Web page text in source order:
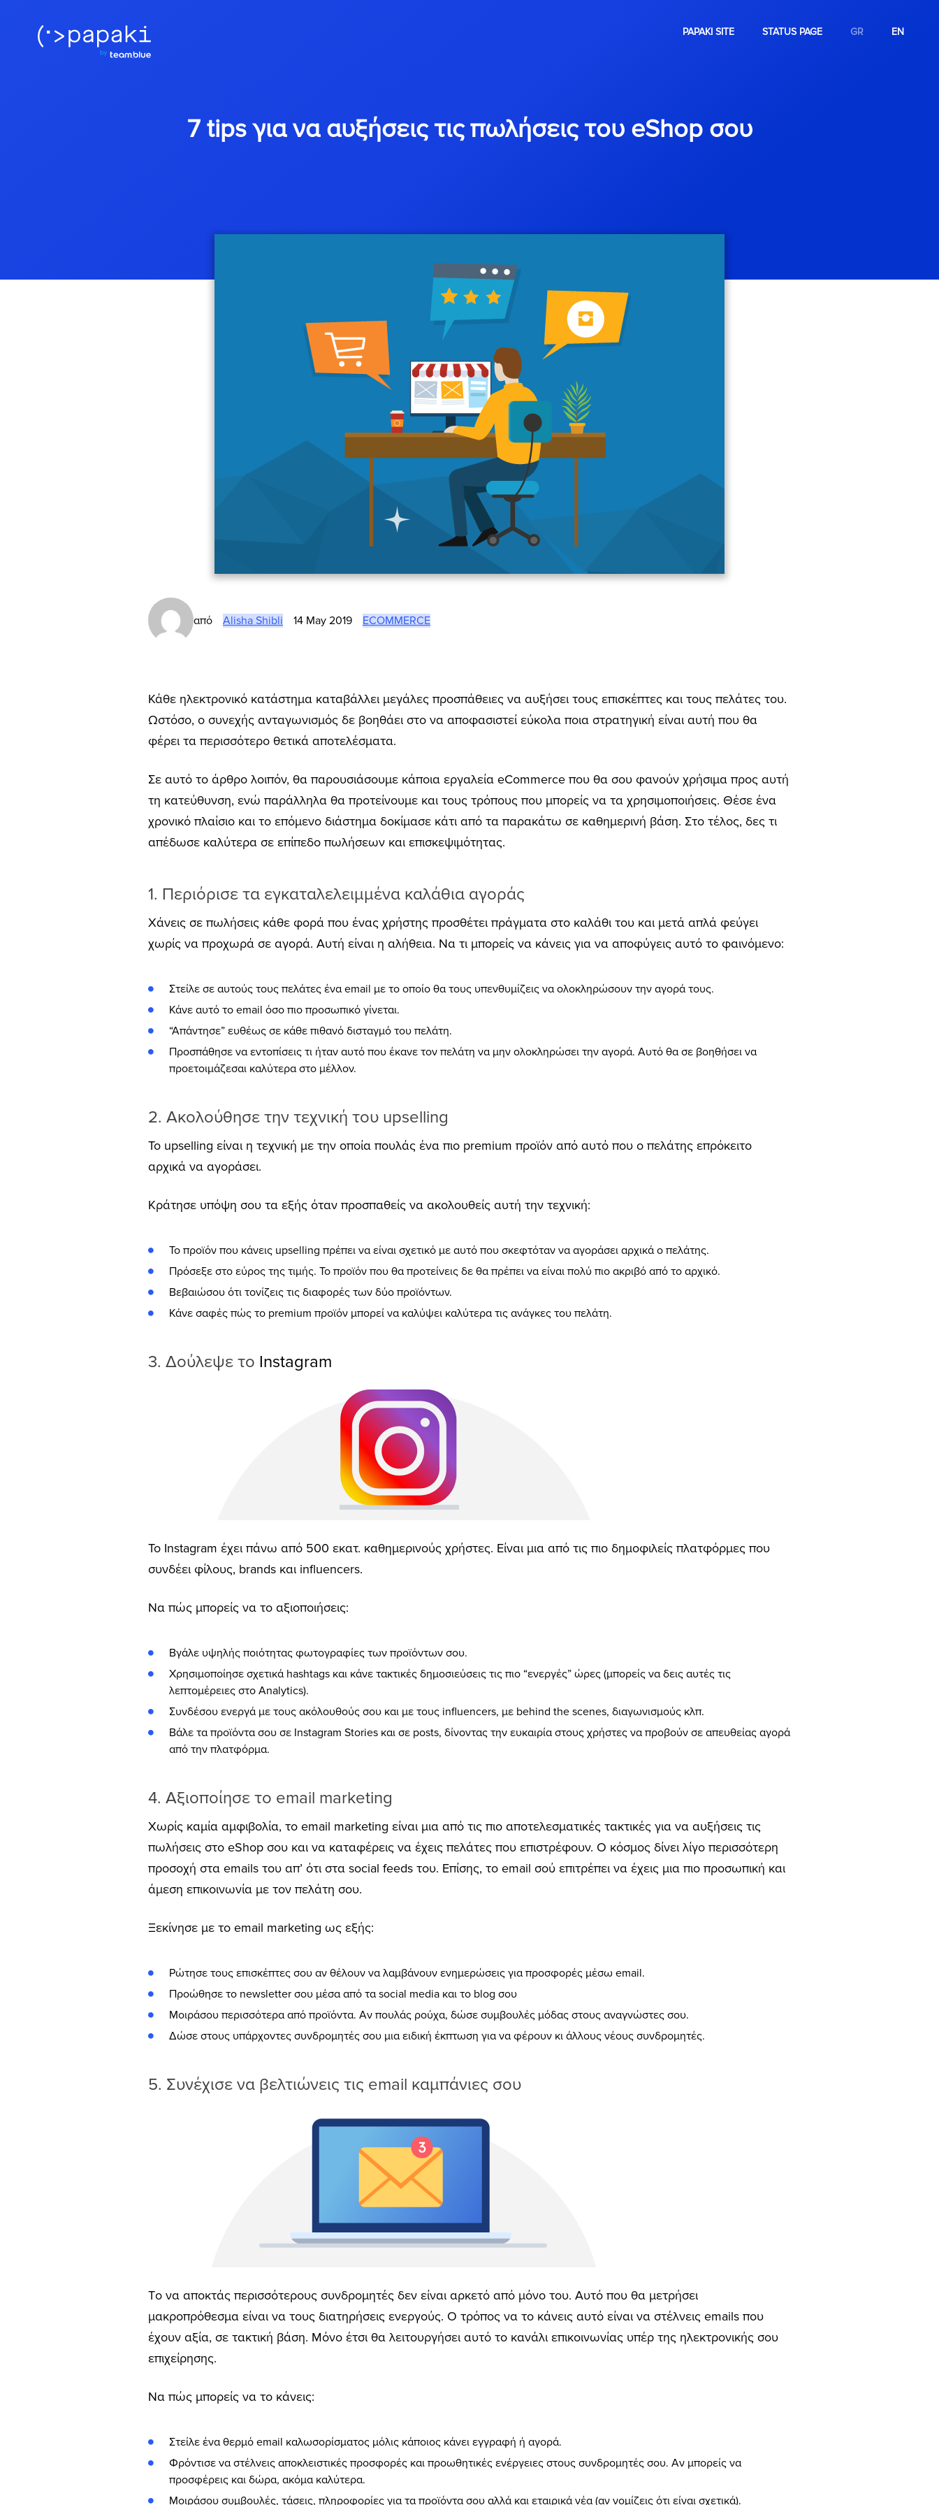
PAPAKI SITE STATUS PAGE GR EN
7 tips για να αυξήσεις τις πωλήσεις του eShop σου
από Alisha Shibli 14 May 2019 ECOMMERCE
Κάθε ηλεκτρονικό κατάστημα καταβάλλει μεγάλες προσπάθειες να αυξήσει τους επισκέπτες και τους πελάτες του.
Ωστόσο, ο συνεχής ανταγωνισμός δε βοηθάει στο να αποφασιστεί εύκολα ποια στρατηγική είναι αυτή που θα
φέρει τα περισσότερο θετικά αποτελέσματα.
Σε αυτό το άρθρο λοιπόν, θα παρουσιάσουμε κάποια εργαλεία eCommerce που θα σου φανούν χρήσιμα προς αυτή
τη κατεύθυνση, ενώ παράλληλα θα προτείνουμε και τους τρόπους που μπορείς να τα χρησιμοποιήσεις. Θέσε ένα
χρονικό πλαίσιο και το επόμενο διάστημα δοκίμασε κάτι από τα παρακάτω σε καθημερινή βάση. Στο τέλος, δες τι
απέδωσε καλύτερα σε επίπεδο πωλήσεων και επισκεψιμότητας.
1. Περιόρισε τα εγκαταλελειμμένα καλάθια αγοράς
Χάνεις σε πωλήσεις κάθε φορά που ένας χρήστης προσθέτει πράγματα στο καλάθι του και μετά απλά φεύγει
χωρίς να προχωρά σε αγορά. Αυτή είναι η αλήθεια. Να τι μπορείς να κάνεις για να αποφύγεις αυτό το φαινόμενο:
Στείλε σε αυτούς τους πελάτες ένα email με το οποίο θα τους υπενθυμίζεις να ολοκληρώσουν την αγορά τους.
Κάνε αυτό το email όσο πιο προσωπικό γίνεται.
“Απάντησε” ευθέως σε κάθε πιθανό δισταγμό του πελάτη.
Προσπάθησε να εντοπίσεις τι ήταν αυτό που έκανε τον πελάτη να μην ολοκληρώσει την αγορά. Αυτό θα σε βοηθήσει να
προετοιμάζεσαι καλύτερα στο μέλλον.
2. Aκολούθησε την τεχνική του upselling
Το upselling είναι η τεχνική με την οποία πουλάς ένα πιο premium προϊόν από αυτό που ο πελάτης επρόκειτο
αρχικά να αγοράσει.
Κράτησε υπόψη σου τα εξής όταν προσπαθείς να ακολουθείς αυτή την τεχνική:
Το προϊόν που κάνεις upselling πρέπει να είναι σχετικό με αυτό που σκεφτόταν να αγοράσει αρχικά ο πελάτης.
Πρόσεξε στο εύρος της τιμής. Το προϊόν που θα προτείνεις δε θα πρέπει να είναι πολύ πιο ακριβό από το αρχικό.
Βεβαιώσου ότι τονίζεις τις διαφορές των δύο προϊόντων.
Κάνε σαφές πώς το premium προϊόν μπορεί να καλύψει καλύτερα τις ανάγκες του πελάτη.
3. Δούλεψε το Instagram
To Ιnstagram έχει πάνω από 500 εκατ. καθημερινούς χρήστες. Είναι μια από τις πιο δημοφιλείς πλατφόρμες που
συνδέει φίλους, brands και influencers.
Να πώς μπορείς να το αξιοποιήσεις:
Βγάλε υψηλής ποιότητας φωτογραφίες των προϊόντων σου.
Χρησιμοποίησε σχετικά hashtags και κάνε τακτικές δημοσιεύσεις τις πιο “ενεργές” ώρες (μπορείς να δεις αυτές τις
λεπτομέρειες στο Analytics).
Συνδέσου ενεργά με τους ακόλουθούς σου και με τους influencers, με behind the scenes, διαγωνισμούς κλπ.
Βάλε τα προϊόντα σου σε Instagram Stories και σε posts, δίνοντας την ευκαιρία στους χρήστες να προβούν σε απευθείας αγορά
από την πλατφόρμα.
4. Αξιοποίησε το email marketing
Χωρίς καμία αμφιβολία, το email marketing είναι μια από τις πιο αποτελεσματικές τακτικές για να αυξήσεις τις
πωλήσεις στο eShop σου και να καταφέρεις να έχεις πελάτες που επιστρέφουν. Ο κόσμος δίνει λίγο περισσότερη
προσοχή στα emails του απ’ ότι στα social feeds του. Επίσης, το email σού επιτρέπει να έχεις μια πιο προσωπική και
άμεση επικοινωνία με τον πελάτη σου.
Ξεκίνησε με το email marketing ως εξής:
Ρώτησε τους επισκέπτες σου αν θέλουν να λαμβάνουν ενημερώσεις για προσφορές μέσω email.
Προώθησε το newsletter σου μέσα από τα social media και το blog σου
Μοιράσου περισσότερα από προϊόντα. Αν πουλάς ρούχα, δώσε συμβουλές μόδας στους αναγνώστες σου.
Δώσε στους υπάρχοντες συνδρομητές σου μια ειδική έκπτωση για να φέρουν κι άλλους νέους συνδρομητές.
5. Συνέχισε να βελτιώνεις τις email καμπάνιες σου
Tο να αποκτάς περισσότερους συνδρομητές δεν είναι αρκετό από μόνο του. Αυτό που θα μετρήσει
μακροπρόθεσμα είναι να τους διατηρήσεις ενεργούς. Ο τρόπος να το κάνεις αυτό είναι να στέλνεις emails που
έχουν αξία, σε τακτική βάση. Μόνο έτσι θα λειτουργήσει αυτό το κανάλι επικοινωνίας υπέρ της ηλεκτρονικής σου
επιχείρησης.
Να πώς μπορείς να το κάνεις:
Στείλε ένα θερμό email καλωσορίσματος μόλις κάποιος κάνει εγγραφή ή αγορά.
Φρόντισε να στέλνεις αποκλειστικές προσφορές και προωθητικές ενέργειες στους συνδρομητές σου. Αν μπορείς να
προσφέρεις και δώρα, ακόμα καλύτερα.
Μοιράσου συμβουλές, τάσεις, πληροφορίες για τα προϊόντα σου αλλά και εταιρικά νέα (αν νομίζεις ότι είναι σχετικά).